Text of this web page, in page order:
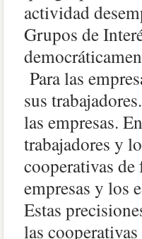
actividad
Grupos de
Para las
sus
las empresas.
trabajadores y
cooperativas
empresas y los
Estas
las